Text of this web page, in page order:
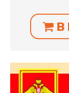
В